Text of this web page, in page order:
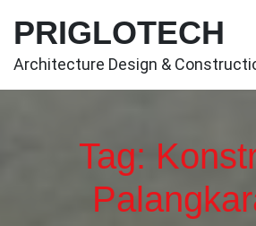
content
PRIGLOTECH
Architecture Design &
Tag: